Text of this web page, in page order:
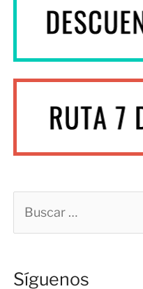
c
Síguenos